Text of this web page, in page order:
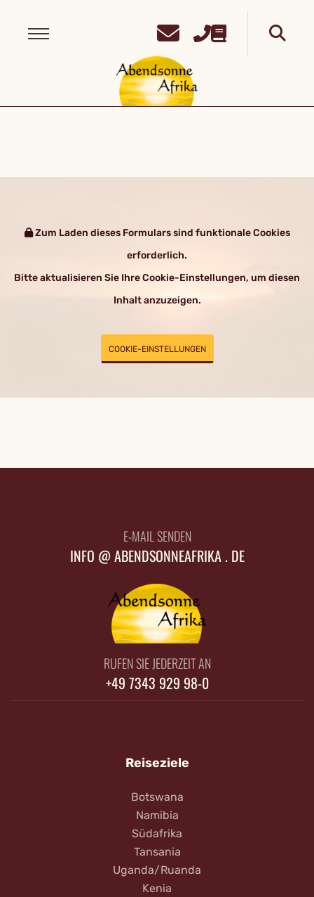
Zum Laden dieses Formulars sind funktionale Cookies
erforderlich.
Bitte aktualisieren Sie Ihre Cookie-Einstellungen, um diesen
Inhalt anzuzeigen.
COOKIE-EINSTELLUNGEN
E-MAIL SENDEN
INFO @ ABENDSONNEAFRIKA . DE
RUFEN SIE JEDERZEIT AN
+49 7343 929 98-0
Reiseziele
Botswana
Namibia
Südafrika
Tansania
Uganda/Ruanda
Kenia